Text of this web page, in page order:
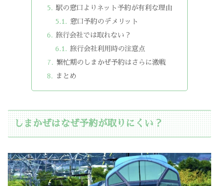
駅の窓口よりネット予約が有利な理由
窓口予約のデメリット
旅行会社では取れない？
旅行会社利用時の注意点
繁忙期のしまかぜ予約はさらに激戦
まとめ
しまかぜはなぜ予約が取りにくい？